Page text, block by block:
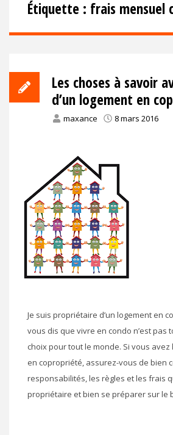
Étiquette : frais mensuel
Les choses à savoir
d’un logement en
maxance 8 mars 2016
Je suis propriétaire d’un logement en
vous dis que vivre en condo n’est pas
choix pour tout le monde. Si vous avez
en copropriété, assurez-vous de bien
responsabilités, les règles et les frais
propriétaire et bien se préparer sur le